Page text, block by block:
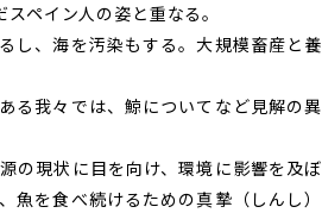
ペイン人の姿と重なる。
し、海を汚染もする。大規模畜産と養
る我々では、鯨についてなど見解の異
の現状に目を向け、環境に影響を及ぼ
を食べ続けるための真摯（しんし）